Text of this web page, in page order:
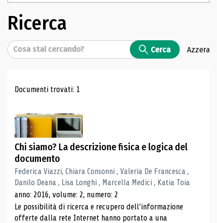
Ricerca
Cerca Cerca Azzera
Risultati di ricerca
Documenti trovati: 1
Chi siamo? La descrizione fisica e logica del
documento
Federica Viazzi, Chiara Consonni , Valeria De Francesca ,
Danilo Deana , Lisa Longhi , Marcella Medici , Katia Toia
anno: 2016, volume: 2, numero: 2
Le possibilità di ricerca e recupero dell’informazione
offerte dalla rete Internet hanno portato a una